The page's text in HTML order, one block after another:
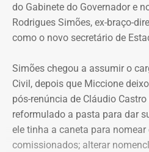
integralmente a
crimes apontados pelo MPRJ.
magistrada determinou que o
comunicado da sentença.
Com informações do colunista
“O Globo”.
Couto extingue
As baixas de peso não
da Secretaria de Estado do
agora extinta pasta, o
promoveu uma dupla baixa no
a exoneração dos
Pisani Mata (Planejamento e
interina da pasta de Energia —
do Gabinete do Governador e
Rodrigues Simões, ex-braço-
como o novo secretário de
Simões chegou a assumir o
Civil, depois que Miccione
pós-renúncia de Cláudio
reformulado a pasta para dar
ele tinha a caneta para nomear
comissionados; a lterar